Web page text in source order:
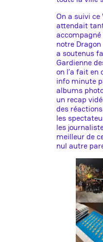
On a suivi ce
attendait
accompagné
notre
a soutenus
Gardienne
on l’a fait en
info minute
albums
un recap
des
les
les
meilleur de
nul autre